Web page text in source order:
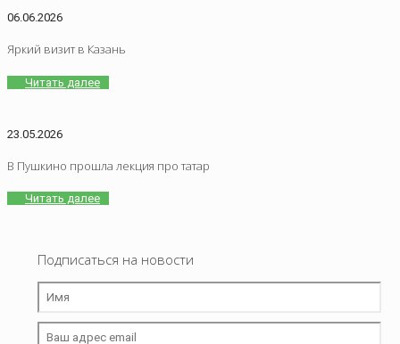
06.06.2026
Яркий визит в Казань
Читать далее
23.05.2026
В Пушкино прошла лекция про татар
Читать далее
Подписаться на новости